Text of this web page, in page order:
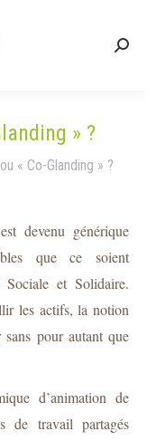
» ?
« Co-Glanding » ?
devenu générique
que ce soient
Sociale et Solidaire.
les actifs, la notion
pour autant que
d’animation de
de travail partagés